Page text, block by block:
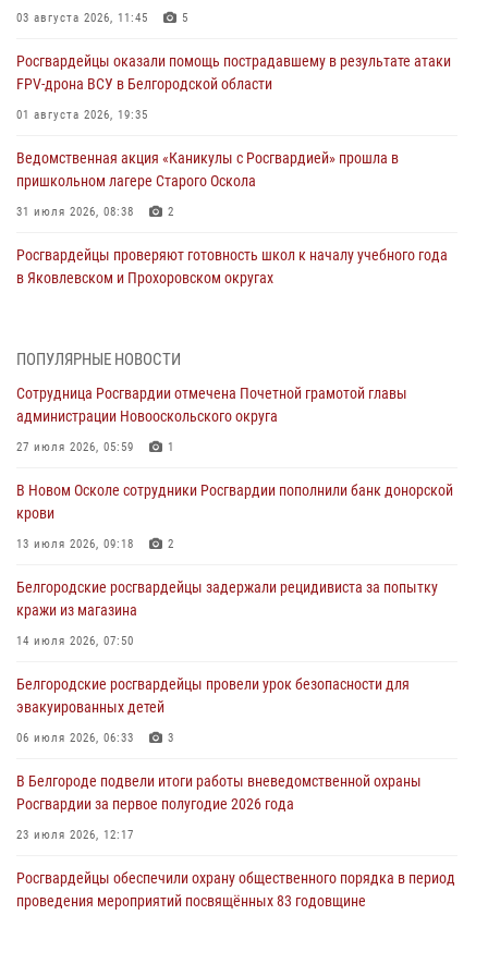
03 августа 2026, 11:45 5
Росгвардейцы оказали помощь пострадавшему в результате атаки
FPV-дрона ВСУ в Белгородской области
01 августа 2026, 19:35
Ведомственная акция «Каникулы с Росгвардией» прошла в
пришкольном лагере Старого Оскола
31 июля 2026, 08:38 2
Росгвардейцы проверяют готовность школ к началу учебного года
в Яковлевском и Прохоровском округах
Белгородские росгвардейцы проверяют избирательные участки
30 июля 2026, 06:13
Росгвардейцы в составе комиссии проверяют готовность школ
3
Росгвардейцы задержали жителя Алексеевского округа, который
28 июля 2026, 13:58
В Белгороде сотрудники Росгвардии помогли вывести жильцов из
27 июля 2026, 09:03
ПОПУЛЯРНЫЕ НОВОСТИ
Сотрудница Росгвардии отмечена Почетной грамотой главы
администрации Новооскольского округа
27 июля 2026, 05:59 1
В Новом Осколе сотрудники Росгвардии пополнили банк донорской
крови
13 июля 2026, 09:18 2
Белгородские росгвардейцы задержали рецидивиста за попытку
кражи из магазина
14 июля 2026, 07:50
Белгородские росгвардейцы провели урок безопасности для
эвакуированных детей
06 июля 2026, 06:33 3
В Белгороде подвели итоги работы вневедомственной охраны
Росгвардии за первое полугодие 2026 года
23 июля 2026, 12:17
Росгвардейцы обеспечили охрану общественного порядка в период
проведения мероприятий посвящённых 83 годовщине